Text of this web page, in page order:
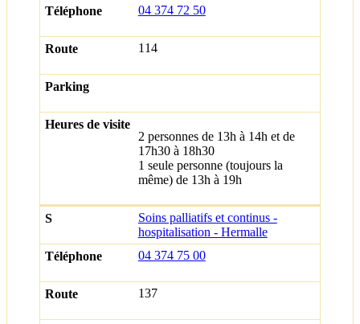
04 374 72 50
114
2 personnes de 13h à 14h et de
17h30 à 18h30
1 seule personne (toujours la
même) de 13h à 19h
Soins palliatifs et continus -
hospitalisation - Hermalle
04 374 75 00
137